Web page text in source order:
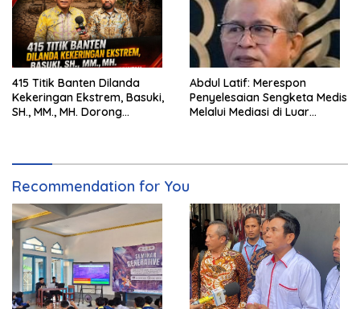
415 Titik Banten Dilanda
Kekeringan Ekstrem, Basuki,
SH., MM., MH. Dorong
Abdul Latif: Merespon
Penyelesaian Sengketa Medis
Melalui Mediasi di Luar
Recommendation for You